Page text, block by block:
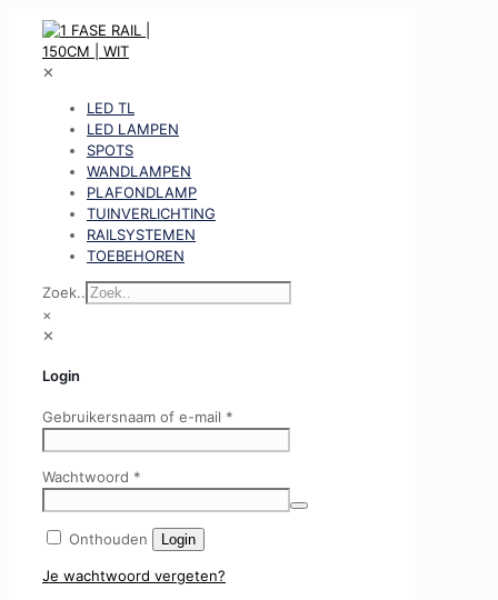
✕
LED TL
LED LAMPEN
SPOTS
WANDLAMPEN
PLAFONDLAMP
TUINVERLICHTING
RAILSYSTEMEN
TOEBEHOREN
Zoek..
×
✕
Login
Gebruikersnaam of e-mail *
Wachtwoord *
Onthouden Login
Je wachtwoord vergeten?